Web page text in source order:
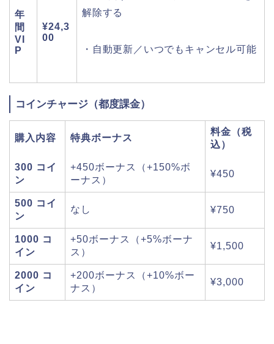
年
間
VI
P
¥24,3
00
解除する
・自動更新／いつでもキャンセル可能
コインチャージ（都度課金）
購入内容 特典ボーナス
料金（税
込）
300 コイ
ン
+450ボーナス（+150%ボ
ーナス）
¥450
500 コイ
ン
なし ¥750
1000 コ
イン
+50ボーナス（+5%ボーナ
ス）
¥1,500
2000 コ
イン
+200ボーナス（+10%ボー
ナス）
¥3,000